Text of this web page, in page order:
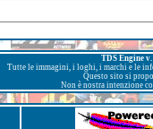
TDS Engine
Tutte le immagini, i loghi, i marchi e le
Questo sito si
Non è nostra intenzione